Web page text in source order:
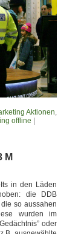
Aktionen,
offline
M
in den Läden
die DDB
so aussahen
wurden im
oder